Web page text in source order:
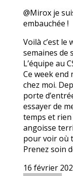
@Mirox je
embauchée !
Voilà c’est le
semaines de
L’équipe au
Ce week end
chez moi.
porte
essayer de
temps et rien
angoisse
pour voir où
Prenez soin
16 février